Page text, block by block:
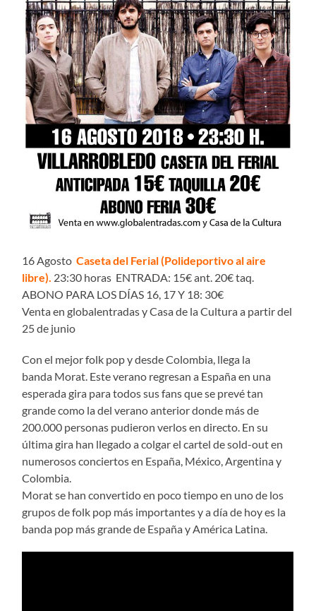
16 AgostoCaseta del Ferial (Polideportivo al aire
libre). 23:30 horas ENTRADA: 15€ ant. 20€ taq.
ABONO PARA LOS DÍAS 16, 17 Y 18: 30€
Venta en globalentradas y Casa de la Cultura a partir del
25 de junio
Con el mejor folk pop y desde Colombia, llega la
banda Morat. Este verano regresan a España en una
esperada gira para todos sus fans que se prevé tan
grande como la del verano anterior donde más de
200.000 personas pudieron verlos en directo. En su
última gira han llegado a colgar el cartel de sold-out en
numerosos conciertos en España, México, Argentina y
Colombia.
Morat se han convertido en poco tiempo en uno de los
grupos de folk pop más importantes y a día de hoy es la
banda pop más grande de España y América Latina.